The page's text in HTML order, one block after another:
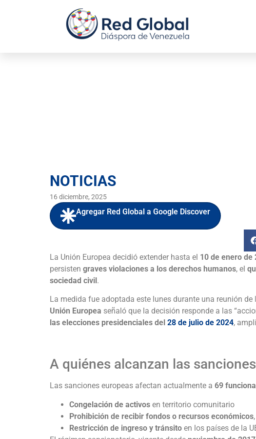
NOTICIAS
16 diciembre, 2025
Agregar Red Global a Google Discover
La Unión Europea decidió extender hasta el 10 de enero de
persisten graves violaciones a los derechos humanos, el
sociedad civil.
La medida fue adoptada este lunes durante una reunión
Unión Europea señaló que la decisión responde a las
las elecciones presidenciales del 28 de julio de 2024,
A quiénes alcanzan las sanciones
Las sanciones europeas afectan actualmente a 69
Congelación de activos en territorio comunitario
Prohibición de recibir fondos o recursos económicos
Restricción de ingreso y tránsito en los países de la